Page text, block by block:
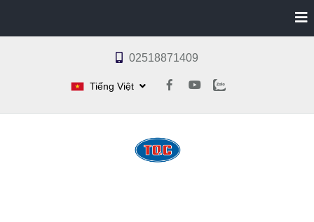
02518871409
Tiếng Việt